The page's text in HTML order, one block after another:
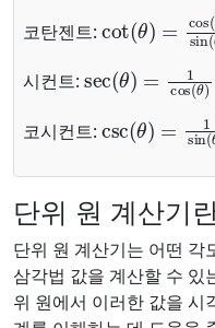
코탄젠트:
(θ cos(
시컨트:
(θ cos
코시컨트:
(θ sin
단위 원 계산기
단위 원 계산기는 어떤 각
삼각법 값을 계산할 수 있
위 원에서 이러한 값을 시